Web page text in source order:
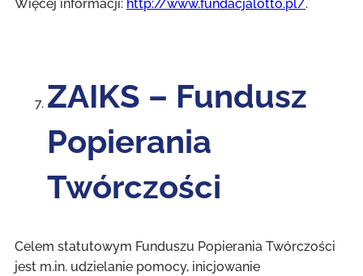
Więcej informacji: http://www.fundacjalotto.pl/.
ZAIKS – Fundusz
Popierania
Twórczości
Celem statutowym Funduszu Popierania Twórczości
jest m.in. udzielanie pomocy, inicjowanie